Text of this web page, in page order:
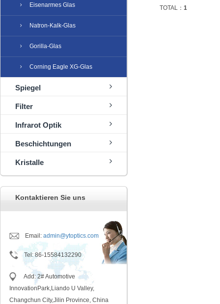
Eisenarmes Glas
Natron-Kalk-Glas
Gorilla-Glas
Corning Eagle XG-Glas
Spiegel
Filter
Infrarot Optik
Beschichtungen
Kristalle
Kontaktieren Sie uns
Email: admin@ytoptics.com
Tel :86-15584132290
Add: 2# Automotive
InnovationPark,Liando U Valley,
Changchun City,Jilin Province, China
TOTAL： 1